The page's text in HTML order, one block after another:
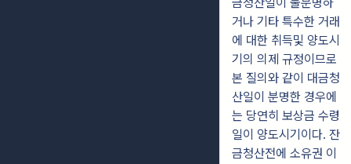
거나 기타 특수한 거래
에 대한 취득및 양도시
기의 의제 규정이므로
본 질의와 같이 대금청
산일이 분명한 경우에
는 당연히 보상금 수령
일이 양도시기이다. 잔
금청산전에 소유권 이